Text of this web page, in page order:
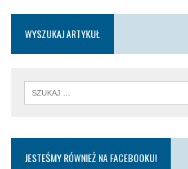
WYSZUKAJ ARTYKUŁ
JESTEŚMY RÓWNIEŻ NA FACEBOOKU!